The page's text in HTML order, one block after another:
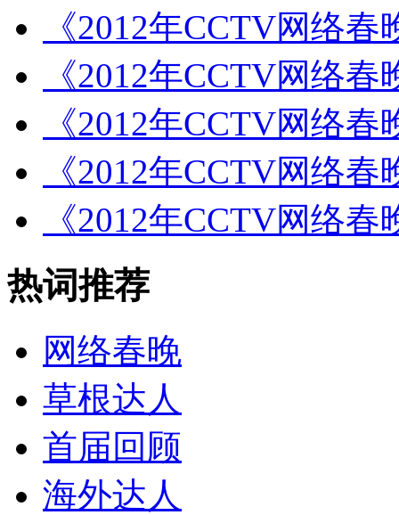
《2012年CCTV网络
《2012年CCTV网络
《2012年CCTV网络
《2012年CCTV网络
《2012年CCTV网络
热词推荐
网络春晚
草根达人
首届回顾
海外达人